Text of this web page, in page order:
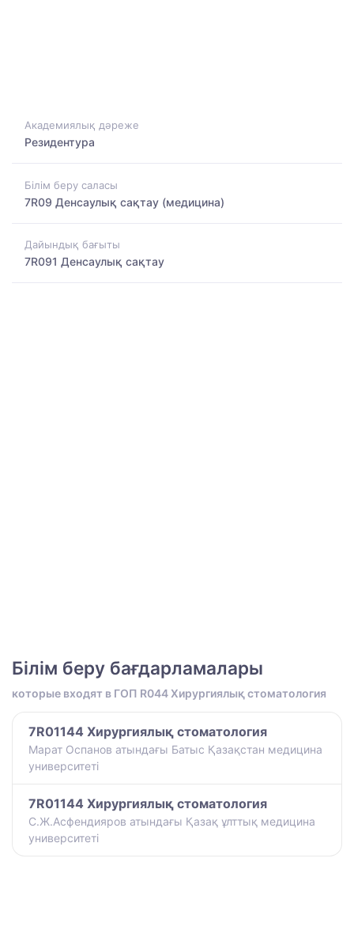
Академиялық дәреже
Резидентура
Білім беру саласы
7R09 Денсаулық сақтау (медицина)
Дайындық бағыты
7R091 Денсаулық сақтау
Білім беру бағдарламалары
которые входят в ГОП R044 Хирургиялық стоматология
7R01144 Хирургиялық стоматология
Марат Оспанов атындағы Батыс Қазақстан медицина
университеті
7R01144 Хирургиялық стоматология
С.Ж.Асфендияров атындағы Қазақ ұлттық медицина
университеті